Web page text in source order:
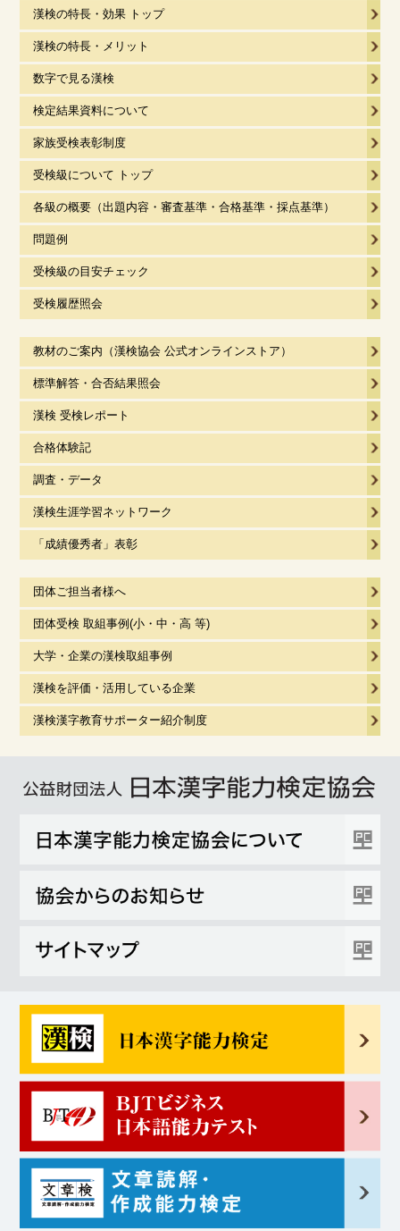
漢検の特長・効果 トップ
漢検の特長・メリット
数字で見る漢検
検定結果資料について
家族受検表彰制度
受検級について トップ
各級の概要（出題内容・審査基準・合格基準・採点基準）
問題例
受検級の目安チェック
受検履歴照会
教材のご案内（漢検協会 公式オンラインストア）
標準解答・合否結果照会
漢検 受検レポート
合格体験記
調査・データ
漢検生涯学習ネットワーク
「成績優秀者」表彰
団体ご担当者様へ
団体受検 取組事例(小・中・高 等)
大学・企業の漢検取組事例
漢検を評価・活用している企業
漢検漢字教育サポーター紹介制度